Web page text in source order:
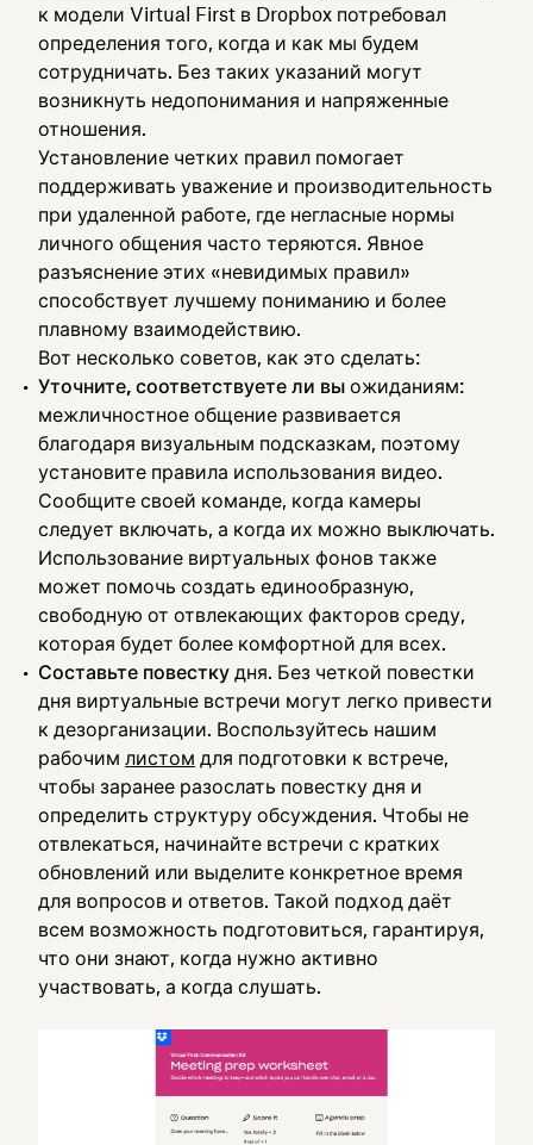
к модели Virtual First в Dropbox потребовал
определения того, когда и как мы будем
сотрудничать. Без таких указаний могут
возникнуть недопонимания и напряженные
отношения.
Установление четких правил помогает
поддерживать уважение и производительность
при удаленной работе, где негласные нормы
личного общения часто теряются. Явное
разъяснение этих «невидимых правил»
способствует лучшему пониманию и более
плавному взаимодействию.
Вот несколько советов, как это сделать:
Уточните, соответствуете ли вы ожиданиям:
межличностное общение развивается
благодаря визуальным подсказкам, поэтому
установите правила использования видео.
Сообщите своей команде, когда камеры
следует включать, а когда их можно выключать.
Использование виртуальных фонов также
может помочь создать единообразную,
свободную от отвлекающих факторов среду,
которая будет более комфортной для всех.
Составьте повестку дня. Без четкой повестки
дня виртуальные встречи могут легко привести
к дезорганизации. Воспользуйтесь нашим
рабочим листом для подготовки к встрече,
чтобы заранее разослать повестку дня и
определить структуру обсуждения. Чтобы не
отвлекаться, начинайте встречи с кратких
обновлений или выделите конкретное время
для вопросов и ответов. Такой подход даёт
всем возможность подготовиться, гарантируя,
что они знают, когда нужно активно
участвовать, а когда слушать.